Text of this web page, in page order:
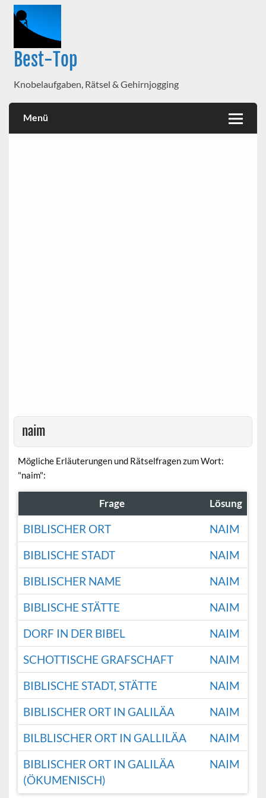
Best-Top
Knobelaufgaben, Rätsel & Gehirnjogging
Menü
naim
Mögliche Erläuterungen und Rätselfragen zum Wort:
"naim":
Frage Lösung
BIBLISCHER ORT
NAIM
BIBLISCHE STADT
NAIM
BIBLISCHER NAME
NAIM
BIBLISCHE STÄTTE
NAIM
DORF IN DER BIBEL
NAIM
SCHOTTISCHE GRAFSCHAFT
NAIM
BIBLISCHE STADT, STÄTTE
NAIM
BIBLISCHER ORT IN GALILÄA
NAIM
BILBLISCHER ORT IN GALLILÄA
NAIM
BIBLISCHER ORT IN GALILÄA
(ÖKUMENISCH)
NAIM